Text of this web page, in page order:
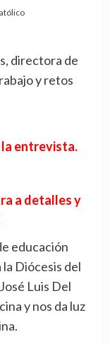
directora de
y retos
la entrevista.
a detalles y
educación
Diócesis del
Luis Del
y nos da luz